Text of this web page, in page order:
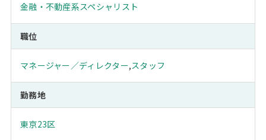
金融・不動産系スペシャリスト
職位
マネージャー／ディレクター,スタッフ
勤務地
東京23区